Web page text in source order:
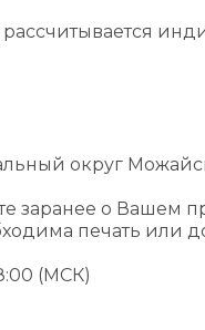
округ
заранее о Вашем
печать или
(МСК)